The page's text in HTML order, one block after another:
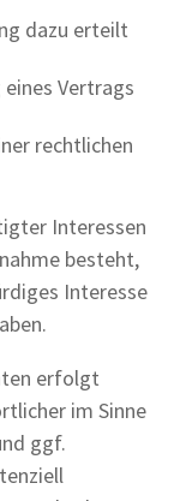
dazu erteilt
Vertrags
rechtlichen
Interessen
besteht,
Interesse
erfolgt
im Sinne
ggf.